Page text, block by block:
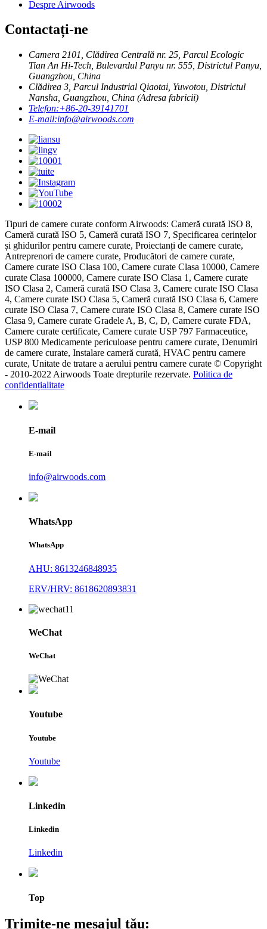
Despre Airwoods
Contactați-ne
Camera 2101, Clădirea Centrală nr. 25, Parcul Ecologic
Tian An Hi-Tech, Bulevardul Panyu nr. 555, Districtul Panyu,
Guangzhou, China
Clădirea 3, Parcul Industrial Qiaotai, Yuwotou, Districtul
Nansha, Guangzhou, China (Adresa fabricii)
Telefon:+86-20-39141701
E-mail:info@airwoods.com
Tipuri de camere curate conform Airwoods: Cameră curată ISO 8,
Cameră curată ISO 5, Cameră curată ISO 7, Specificarea cerințelor
și ghidurilor pentru camere curate, Proiectanți de camere curate,
Antreprenori de camere curate, Producători de camere curate,
Camere curate ISO Clasa 100, Camere curate Clasa 10000, Camere
curate Clasa 100000, Camere curate ISO Clasa 1, Camere curate
ISO Clasa 2, Cameră curată ISO Clasa 3, Camere curate ISO Clasa
4, Camere curate ISO Clasa 5, Cameră curată ISO Clasa 6, Camere
curate ISO Clasa 7, Camere curate ISO Clasa 8, Camere curate ISO
Clasa 9, Camere curate Gradele A, B, C, D, Camere curate FDA,
Camere curate certificate, Camere curate USP 797 Farmaceutice,
USP 800 Medicamente periculoase pentru camere curate, Denumiri
de camere curate, Instalare cameră curată, HVAC pentru camere
curate, Unitate de tratare a aerului pentru camere curate © Copyright
- 2010-2022 Airwoods Toate drepturile rezervate. Politica de
confidențialitate
E-mail
E-mail
info@airwoods.com
WhatsApp
WhatsApp
AHU: 8613246848935
ERV/HRV: 8618620893831
WeChat
WeChat
Youtube
Youtube
Youtube
Linkedin
Linkedin
Linkedin
Top
Trimite-ne mesajul tău: